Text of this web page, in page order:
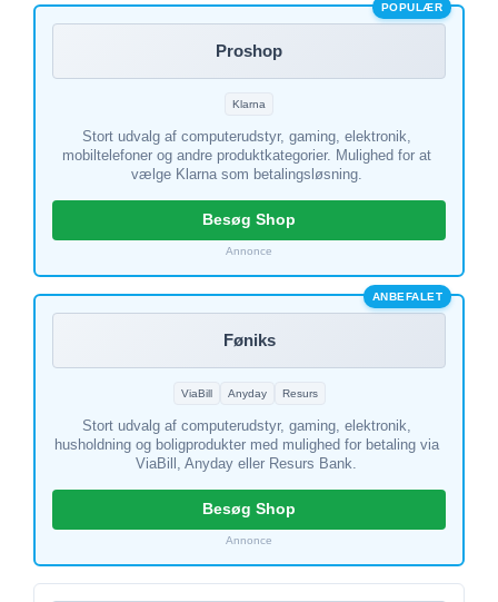
POPULÆR
Proshop
Klarna
Stort udvalg af computerudstyr, gaming, elektronik,
mobiltelefoner og andre produktkategorier. Mulighed for at
vælge Klarna som betalingsløsning.
Besøg Shop
Annonce
ANBEFALET
Føniks
ViaBill Anyday Resurs
Stort udvalg af computerudstyr, gaming, elektronik,
husholdning og boligprodukter med mulighed for betaling via
ViaBill, Anyday eller Resurs Bank.
Besøg Shop
Annonce